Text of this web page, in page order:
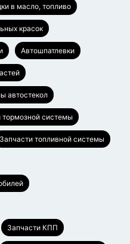
в масло, топливо
красок
Автошпатлевки
автостекол
тормозной системы
Запчасти топливной системы
Запчасти КПП